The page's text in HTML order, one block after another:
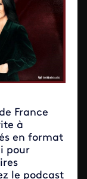
France
à
en format
pour
le podcast